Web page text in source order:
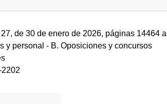
27, de 30 de enero de 2026, páginas 14464
y personal - B. Oposiciones y concursos